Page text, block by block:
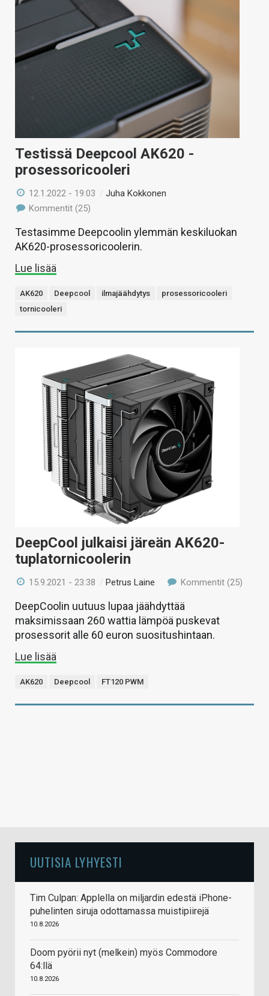
Testissä Deepcool AK620 -
prosessoricooleri
12.1.2022 - 19:03 /Juha Kokkonen
Kommentit (25)
Testasimme Deepcoolin ylemmän keskiluokan
AK620-prosessoricoolerin.
Lue lisää
AK620 Deepcool ilmajäähdytys
prosessoricooleri
tornicooleri
DeepCool julkaisi järeän AK620-
tuplatornicoolerin
15.9.2021 - 23:38 /Petrus Laine Kommentit (25)
DeepCoolin uutuus lupaa jäähdyttää
maksimissaan 260 wattia lämpöä puskevat
prosessorit alle 60 euron suositushintaan.
Lue lisää
AK620 Deepcool FT120 PWM
UUTISIA LYHYESTI
Tim Culpan: Applella on miljardin edestä iPhone-
puhelinten siruja odottamassa muistipiirejä
10.8.2026
Doom pyörii nyt (melkein) myös Commodore
64:llä
10.8.2026